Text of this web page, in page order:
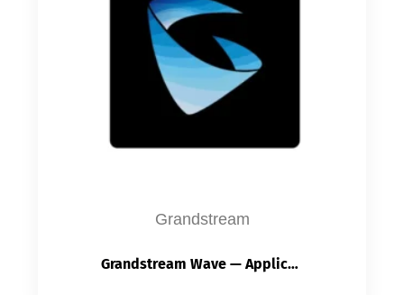
Grandstream
Grandstream Wave — Application Softphone UCM | HD Voix + Vidéo | iOS Android Windows Mac